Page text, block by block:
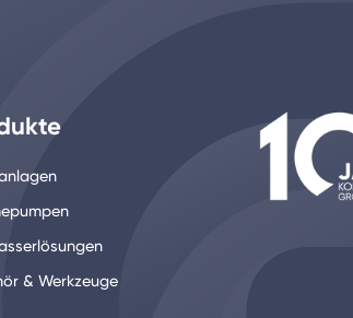
& Werkzeuge